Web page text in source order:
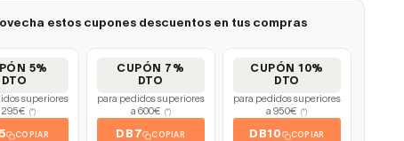
estos cupones descuentos en tus compras
5%
DTO
superiores
295€
(*)
COPIAR
CUPÓN 7%
DTO
para pedidos superiores
a 600€
(*)
DB7 COPIAR
CUPÓN 10%
DTO
para pedidos superiores
a 950€
(*)
DB10 COPIAR